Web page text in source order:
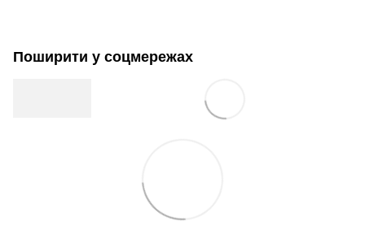
Поширити у соцмережах